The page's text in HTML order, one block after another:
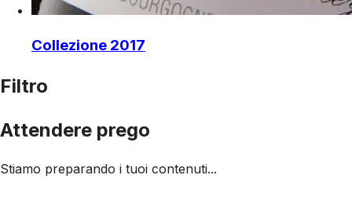
Collezione 2017
Filtro
Attendere prego
Stiamo preparando i tuoi contenuti...